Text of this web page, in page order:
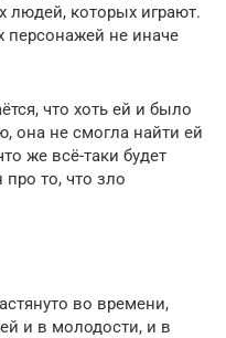
людей, которых играют.
персонажей не иначе
что хоть ей и было
она не смогла найти ей
же всё-таки будет
то, что зло
во времени,
и в молодости, и в